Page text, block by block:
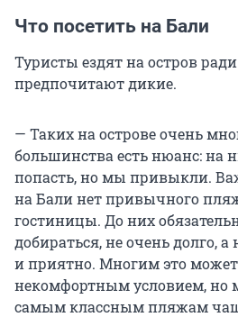
Что посетить на Бали
Туристы ездят на остров
предпочитают дикие.
— Таких на острове очень
большинства есть нюанс: на
попасть, но мы привыкли.
на Бали нет привычного
гостиницы. До них
добираться, не очень долго, а
и приятно. Многим это может
некомфортным условием,
самым классным пляжам